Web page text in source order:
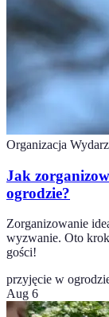
Organizacja
Jak
ogrodzie?
Zorganizowanie
wyzwanie. Oto
gości!
przyjęcie w
Aug 6